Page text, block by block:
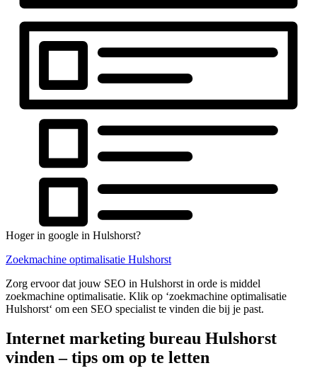
Hoger in google in Hulshorst?
Zoekmachine optimalisatie Hulshorst
Zorg ervoor dat jouw SEO in Hulshorst in orde is middel
zoekmachine optimalisatie. Klik op ‘zoekmachine optimalisatie
Hulshorst‘ om een SEO specialist te vinden die bij je past.
Internet marketing bureau Hulshorst
vinden – tips om op te letten